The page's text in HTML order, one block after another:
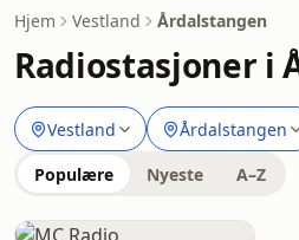
Hjem Vestland Årdalstangen
Radiostasjoner i
Vestland Årdalstangen
Populære Nyeste A–Z